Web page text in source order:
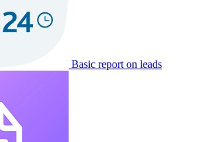
Basic report on leads